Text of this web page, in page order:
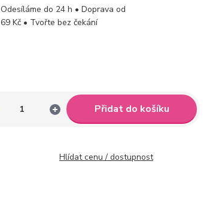
Odesíláme do 24 h • Doprava od
69 Kč • Tvořte bez čekání
Přidat do košíku
Hlídat cenu / dostupnost